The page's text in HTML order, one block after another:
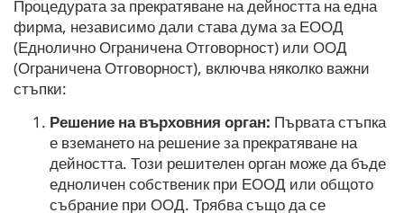
Процедурата за прекратяване на дейността на една
фирма, независимо дали става дума за ЕООД
(Еднолично Ограничена Отговорност) или ООД
(Ограничена Отговорност), включва няколко важни
стъпки:
Решение на върховния орган: Първата стъпка
е вземането на решение за прекратяване на
дейността. Този решителен орган може да бъде
едноличен собственик при ЕООД или общото
събрание при ООД. Трябва също да се